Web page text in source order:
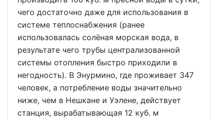
чего достаточно даже для использования в
системе теплоснабжения (ранее
использовалась солёная морская вода, в
результате чего трубы централизованной
системы отопления быстро приходили в
негодность). В Энурмино, где проживает 347
человек, а потребление воды значительно
ниже, чем в Нешкане и Уэлене, действует
станция, вырабатывающая 12 куб. м